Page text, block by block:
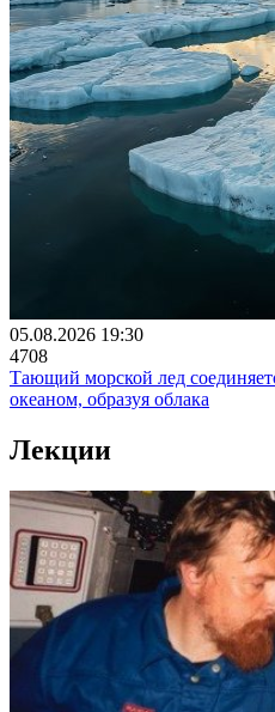
05.08.2026 19:30
4708
Тающий морской лед
океаном, образуя облака
Лекции